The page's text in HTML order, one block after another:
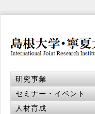
研究事業
セミナー・イベント
人材育成